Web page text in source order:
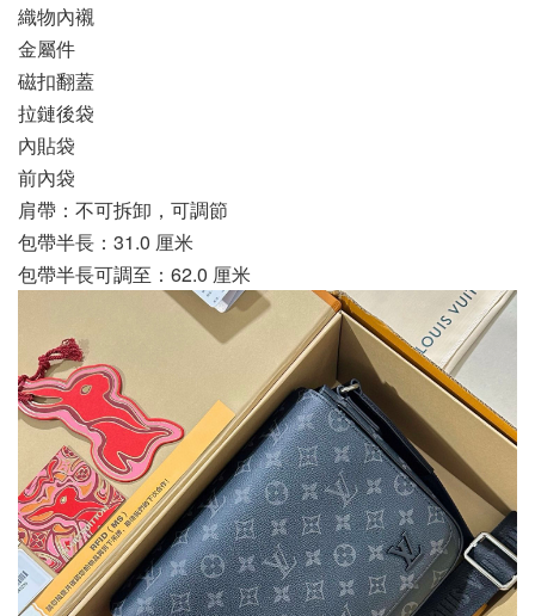
織物內襯
金屬件
磁扣翻蓋
拉鏈後袋
內貼袋
前內袋
肩帶：不可拆卸，可調節
包帶半長：31.0 厘米
包帶半長可調至：62.0 厘米